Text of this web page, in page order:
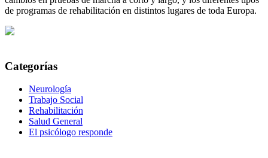
de programas de rehabilitación en distintos lugares de toda Europa.
Categorías
Neurología
Trabajo Social
Rehabilitación
Salud General
El psicólogo responde